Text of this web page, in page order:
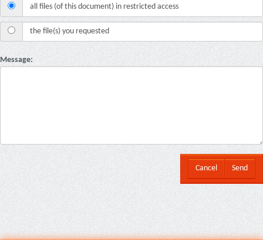
all files (of this document) in restricted access
the file(s) you requested
Message:
Cancel Send